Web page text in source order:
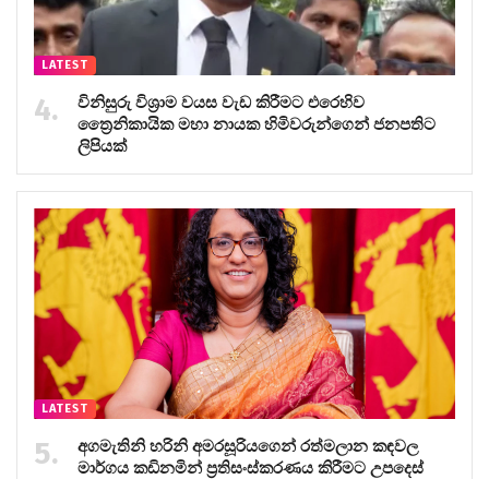
LATEST
විනිසුරු විශ්‍රාම වයස වැඩ කිරීමට එරෙහිව
ත්‍රෛනිකායික මහා නායක හිමිවරුන්ගෙන් ජනපතිට
ලිපියක්
LATEST
අගමැතිනි හරිනි අමරසූරියගෙන් රත්මලාන කඳවල
මාර්ගය කඩිනමින් ප්‍රතිසංස්කරණය කිරීමට උපදෙස්